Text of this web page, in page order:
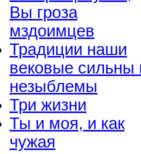
Вы гроза
мздоимцев
Традиции наши
вековые сильны
незыблемы
Три жизни
Ты и моя, и как
чужая